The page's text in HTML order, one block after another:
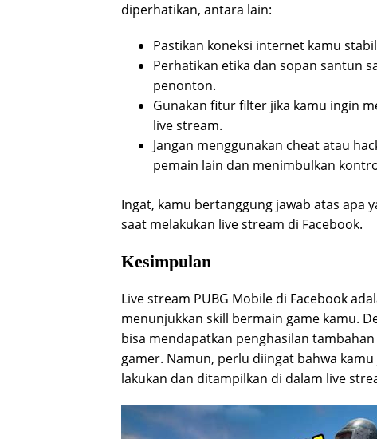
diperhatikan, antara lain:
Pastikan koneksi internet kamu
Perhatikan etika dan sopan santun
penonton.
Gunakan fitur filter jika kamu ingin
live stream.
Jangan menggunakan cheat atau
pemain lain dan menimbulkan
Ingat, kamu bertanggung jawab atas apa
saat melakukan live stream di Facebook.
Kesimpulan
Live stream PUBG Mobile di Facebook
menunjukkan skill bermain game kamu.
bisa mendapatkan penghasilan
gamer. Namun, perlu diingat bahwa
lakukan dan ditampilkan di dalam live